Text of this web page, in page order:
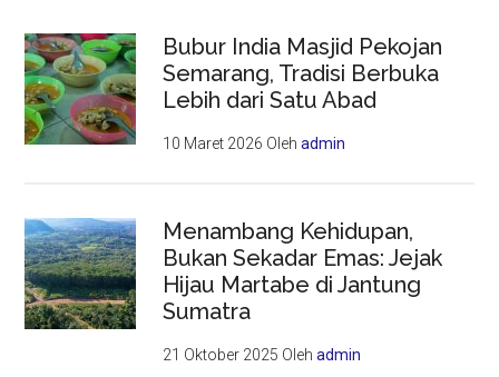
Bubur India Masjid Pekojan
Semarang, Tradisi Berbuka
Lebih dari Satu Abad
10 Maret 2026 Olehadmin
Menambang Kehidupan,
Bukan Sekadar Emas: Jejak
Hijau Martabe di Jantung
Sumatra
21 Oktober 2025 Olehadmin